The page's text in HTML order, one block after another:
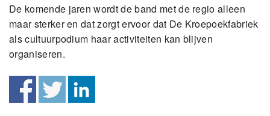
De komende jaren wordt de band met de regio alleen
maar sterker en dat zorgt ervoor dat De Kroepoekfabriek
als cultuurpodium haar activiteiten kan blijven
organiseren.